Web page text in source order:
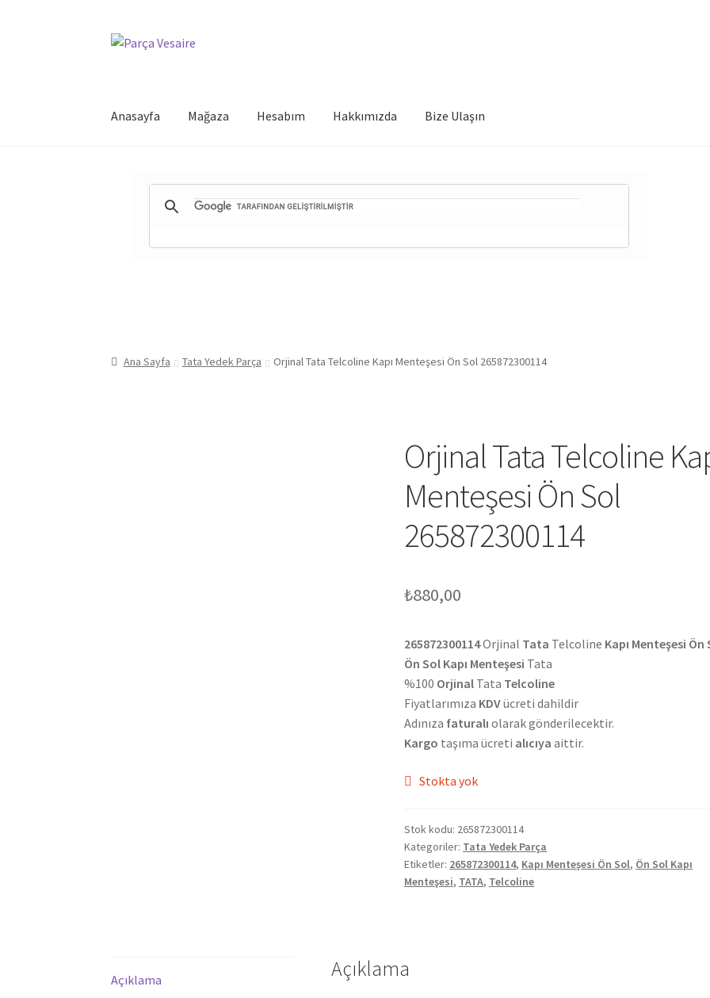
Dolaşıma
İçeriğe
Anasayfa Mağaza Hesabım Hakkımızda Bize Ulaşın
Ana Sayfa Tata Yedek Parça Orjinal Tata Telcoline Kapı Menteşesi Ön Sol 265872300114
Orjinal Tata Telcoline
Menteşesi Ön Sol
265872300114
₺880,00
265872300114Orjinal Tata Telcoline Kapı Menteşesi Ön
Ön Sol Kapı Menteşesi Tata
%100 Orjinal Tata Telcoline
Fiyatlarımıza KDVücreti dahildir
Adınıza faturalı olarak gönderilecektir.
Kargo taşıma ücreti alıcıya aittir.
Stokta yok
Stok kodu: 265872300114
Kategoriler: Tata Yedek Parça
Etiketler: 265872300114, Kapı Menteşesi Ön Sol, Ön Sol Kapı
Menteşesi, TATA, Telcoline
Açıklama Açıklama